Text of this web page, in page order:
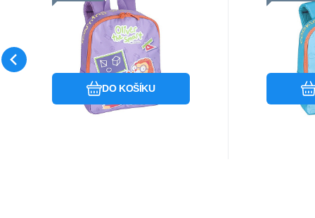
Batůžek 8 l STAFF-
OLIVER 237365
Záruka 2 roky
598Kč
DO KOŠÍKU
Oblíbený
Porovnat